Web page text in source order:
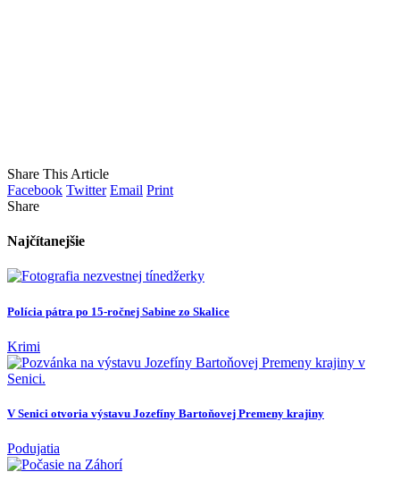
Share This Article
Facebook Twitter Email Print
Share
Najčítanejšie
Polícia pátra po 15-ročnej Sabine zo Skalice
Krimi
V Senici otvoria výstavu Jozefíny Bartoňovej Premeny krajiny
Podujatia